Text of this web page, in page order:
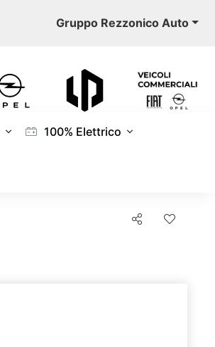
Gruppo Rezzonico Auto
100% Elettrico